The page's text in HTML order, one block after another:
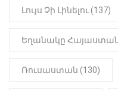
Լույս Չի Լինելու (137)
Եղանակը
Ռուսաստան (130)